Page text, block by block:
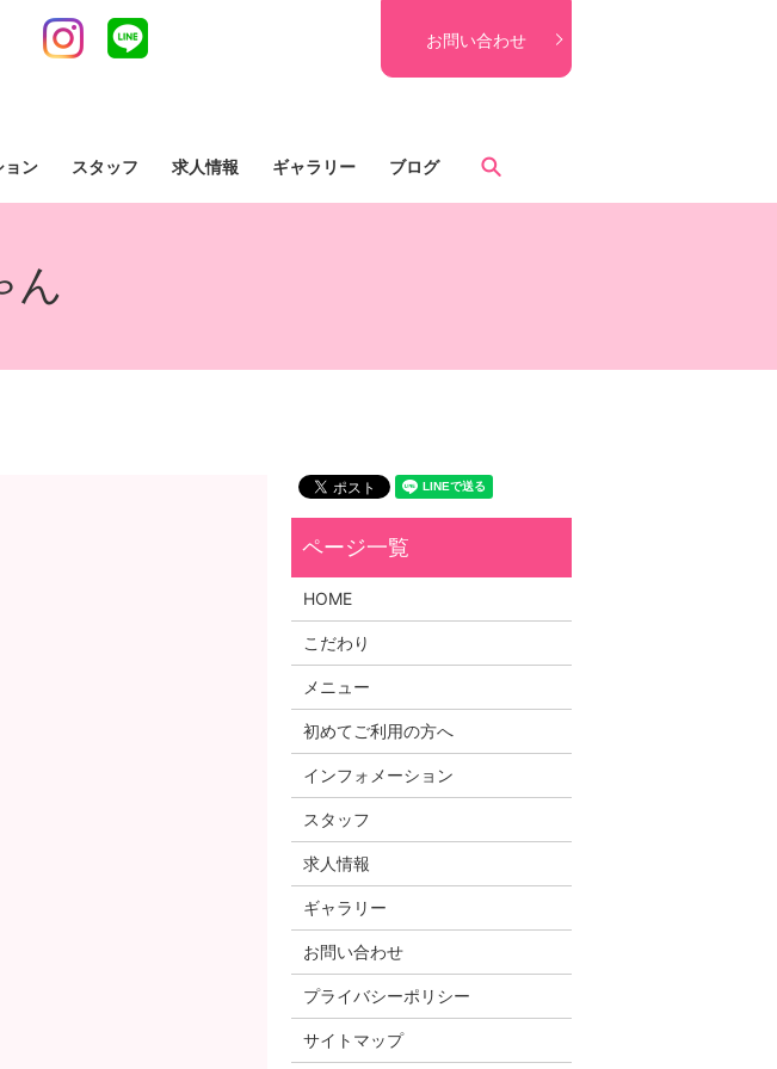
Instagram お問い合わせ
ョン スタッフ 求人情報 ギャラリー ブログ
ん
HOME
こだわり
メニュー
初めてご利用の方へ
インフォメーション
スタッフ
求人情報
ギャラリー
お問い合わせ
プライバシーポリシー
サイトマップ